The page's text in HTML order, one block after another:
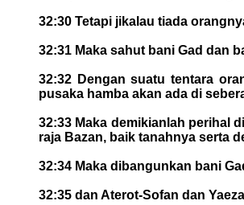
32:30 Tetapi jikalau tiada
32:31 Maka sahut bani Gad dan
32:32 Dengan suatu tentara
pusaka hamba akan ada di
32:33 Maka demikianlah perihal
raja Bazan, baik tanahnya serta
32:34 Maka dibangunkan bani
32:35 dan Aterot-Sofan dan